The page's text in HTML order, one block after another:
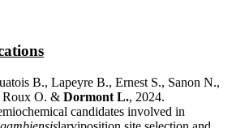
B., Lapeyre B., Ernest S., Sanon N.,
Roux O. & Dormont L., 2024.
candidates involved in